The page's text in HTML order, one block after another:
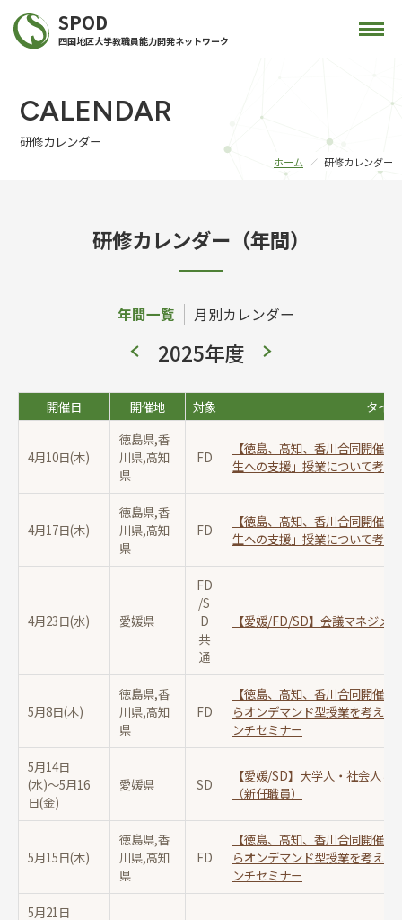
SPOD
四国地区大学教職員能力開発ネットワーク
CALENDAR
研修カレンダー
ホーム 研修カレンダー
研修カレンダー（年間）
年間一覧 月別カレンダー
2025年度
開催日 開催地 対象 タイ
4月10日(木)
徳島県,香
川県,高知
県
FD
【徳島、高知、香川合同開催/
生への支援」授業について考え
4月17日(木)
徳島県,香
川県,高知
県
FD
【徳島、高知、香川合同開催/
生への支援」授業について考え
4月23日(水) 愛媛県
FD
/S
D
共
通
【愛媛/FD/SD】会議マネジメ
5月8日(木)
徳島県,香
川県,高知
県
FD
【徳島、高知、香川合同開催/
らオンデマンド型授業を考え
ンチセミナー
5月14日
(水)〜5月16
日(金)
愛媛県 SD
【愛媛/SD】大学人・社会人
（新任職員）
5月15日(木)
徳島県,香
川県,高知
県
FD
【徳島、高知、香川合同開催/
らオンデマンド型授業を考え
ンチセミナー
5月21日